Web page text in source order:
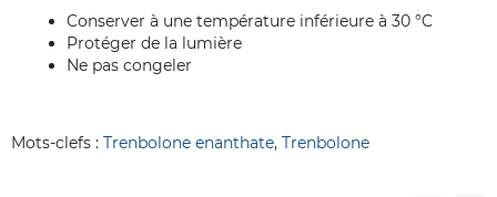
Conserver à une température inférieure à 30 °C
Protéger de la lumière
Ne pas congeler
Mots-clefs : Trenbolone enanthate, Trenbolone